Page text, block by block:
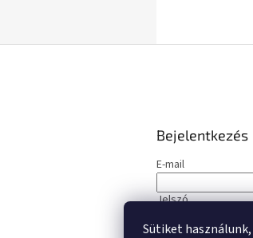
Sütiket
Bejelentkezés
E-mail
Jelszó